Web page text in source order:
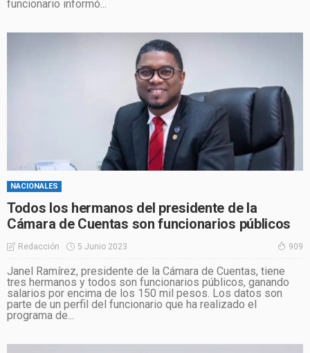
funcionario informó...
NACIONALES
Todos los hermanos del presidente de la
Cámara de Cuentas son funcionarios públicos
Redacción 5 Junio 2023 909
Janel Ramírez, presidente de la Cámara de Cuentas, tiene
tres hermanos y todos son funcionarios públicos, ganando
salarios por encima de los 150 mil pesos. Los datos son
parte de un perfil del funcionario que ha realizado el
programa de...